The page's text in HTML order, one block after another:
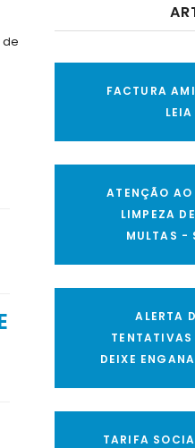
de
FACTURA
ATENÇÃO
LIMPEZA
MULTAS -
ALERTA
DEIXE
TARIFA